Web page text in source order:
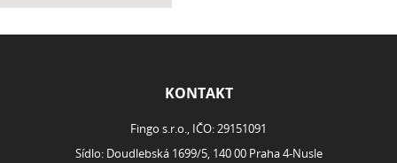
KONTAKT
Fingo s.r.o., IČO: 29151091
Sídlo: Doudlebská 1699/5, 140 00 Praha 4-Nusle